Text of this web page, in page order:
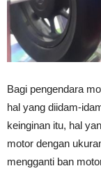
Bagi pengendara
hal yang diidam-
keinginan itu, hal
motor dengan
mengganti ban